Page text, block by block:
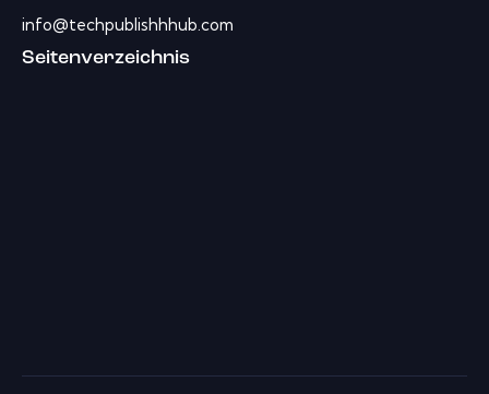
info@techpublishhhub.com
Seitenverzeichnis